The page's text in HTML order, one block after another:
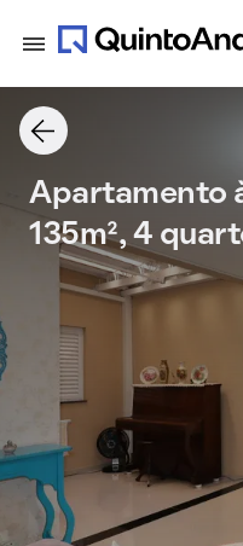
Apartamento
135m², 4